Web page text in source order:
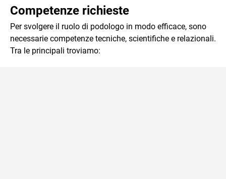
Competenze richieste
Per svolgere il ruolo di podologo in modo efficace, sono
necessarie competenze tecniche, scientifiche e relazionali.
Tra le principali troviamo: